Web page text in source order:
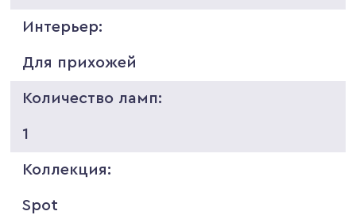
Интерьер:
Для прихожей
Количество ламп:
1
Коллекция:
Spot